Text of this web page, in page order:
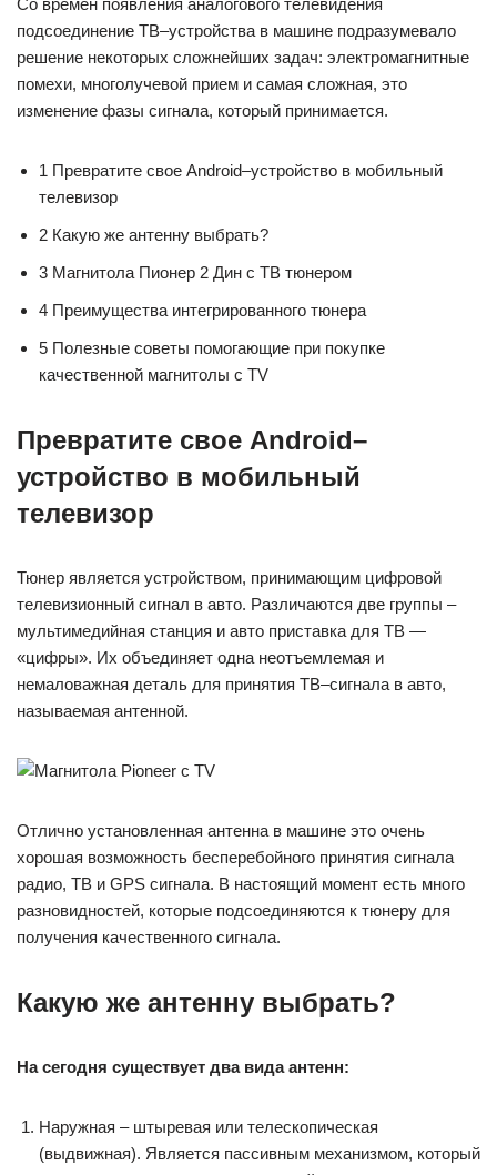
подсоединение ТВ–устройства в машине подразумевало
решение некоторых сложнейших задач: электромагнитные
помехи, многолучевой прием и самая сложная, это
изменение фазы сигнала, который принимается.
1 Превратите свое Android–устройство в мобильный
телевизор
2 Какую же антенну выбрать?
3 Магнитола Пионер 2 Дин с ТВ тюнером
4 Преимущества интегрированного тюнера
5 Полезные советы помогающие при покупке
качественной магнитолы с TV
Превратите свое Android–
устройство в мобильный
телевизор
Тюнер является устройством, принимающим цифровой
телевизионный сигнал в авто. Различаются две группы –
мультимедийная станция и авто приставка для ТВ —
«цифры». Их объединяет одна неотъемлемая и
немаловажная деталь для принятия ТВ–сигнала в авто,
называемая антенной.
Отлично установленная антенна в машине это очень
хорошая возможность бесперебойного принятия сигнала
радио, ТВ и GPS сигнала. В настоящий момент есть много
разновидностей, которые подсоединяются к тюнеру для
получения качественного сигнала.
Какую же антенну выбрать?
На сегодня существует два вида антенн:
Наружная – штыревая или телескопическая
(выдвижная). Является пассивным механизмом, который